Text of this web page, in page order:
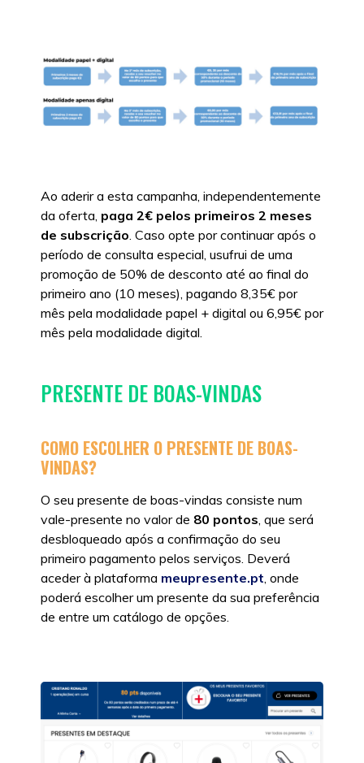
Ao aderir a esta campanha, independentemente
da oferta, paga 2€ pelos primeiros 2 meses
de subscrição. Caso opte por continuar após o
período de consulta especial, usufrui de uma
promoção de 50% de desconto até ao final do
primeiro ano (10 meses), pagando 8,35€ por
mês pela modalidade papel + digital ou 6,95€ por
mês pela modalidade digital.
PRESENTE DE BOAS-VINDAS
COMO ESCOLHER O PRESENTE DE BOAS-
VINDAS?
O seu presente de boas-vindas consiste num
vale-presente no valor de 80 pontos, que será
desbloqueado após a confirmação do seu
primeiro pagamento pelos serviços. Deverá
aceder à plataforma meupresente.pt, onde
poderá escolher um presente da sua preferência
de entre um catálogo de opções.